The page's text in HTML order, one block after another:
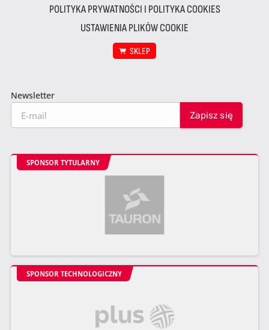
POLITYKA PRYWATNOŚCI I POLITYKA COOKIES
USTAWIENIA PLIKÓW COOKIE
SKLEP
Newsletter
SPONSOR TYTULARNY
SPONSOR TECHNOLOGICZNY